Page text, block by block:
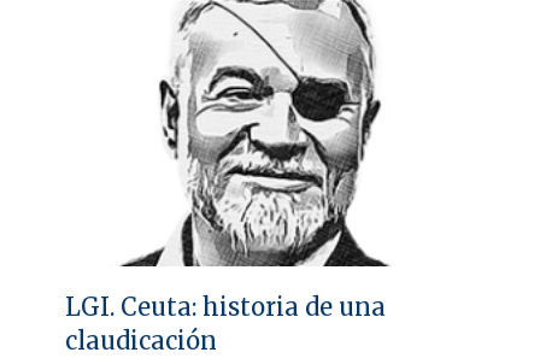
LGI. Ceuta: historia de una
claudicación